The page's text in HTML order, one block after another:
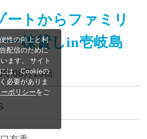
ートからファミリ
一棟貸しin壱岐島
08月15日
性の向上と利
配信のために
ます。 サイト
は、Cookieの
必要がありま
ポリシーをご